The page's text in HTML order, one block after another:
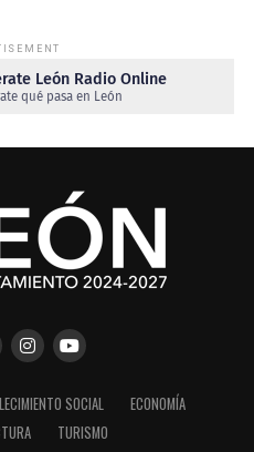
SOCIAL
ECONOMÍA
TURISMO